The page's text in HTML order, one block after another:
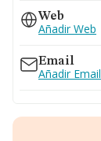
Web
Añadir Web
Email
Añadir Email